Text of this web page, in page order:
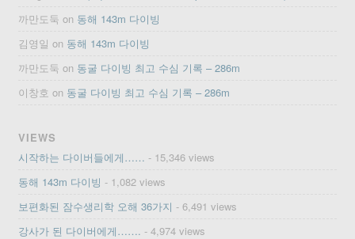
까만도둑 on 동해 143m 다이빙
김영일 on 동해 143m 다이빙
까만도둑 on 동굴 다이빙 최고 수심 기록 – 286m
이창호 on 동굴 다이빙 최고 수심 기록 – 286m
VIEWS
시작하는 다이버들에게…… - 15,346 views
동해 143m 다이빙 - 1,082 views
보편화된 잠수생리학 오해 36가지 - 6,491 views
강사가 된 다이버에게……. - 4,974 views